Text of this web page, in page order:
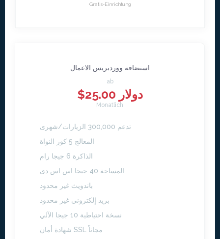
Gratis-Einrichtung
استضافة ووردبريس الاعمال
ab
$25.00 دولار
Monatlich
تدعم 300,000 الزيارات/شهرى
المعالج 5 كور النواة
الذاكرة 6 جيجا رام
المساحة 40 جيجا اس اس دى
باندويث غير محدود
بريد إلكتروني غير محدود
نسخة احتياطية 10 جيجا الآلي
شهادة أمان SSL مجاناً